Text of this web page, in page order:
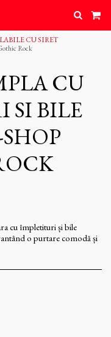
CU SIRET
Rock
CU
SI BILE
cu împletituri și bile
o purtare comodă și